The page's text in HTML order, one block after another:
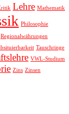
Lehre Mathematik
Philosophie
Regionalwährungen
Tauschringe
VWL-Studium
Zins Zinsen